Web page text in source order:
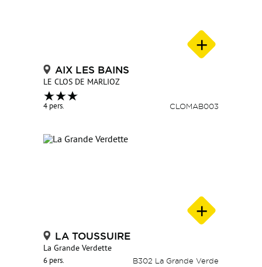
AIX LES BAINS
LE CLOS DE MARLIOZ
4 pers. CLOMAB003
LA TOUSSUIRE
La Grande Verdette
6 pers. B302 La Grande Verde